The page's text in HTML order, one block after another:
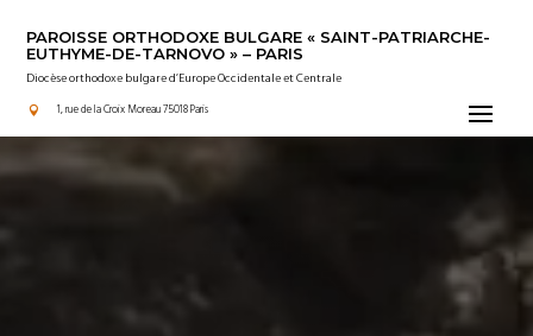
PAROISSE ORTHODOXE BULGARE « SAINT-PATRIARCHE-
EUTHYME-DE-TARNOVO » – PARIS
Diocèse orthodoxe bulgare d’Europe Occidentale et Centrale
 1, rue de la Croix Moreau 75018 Paris
Actualité